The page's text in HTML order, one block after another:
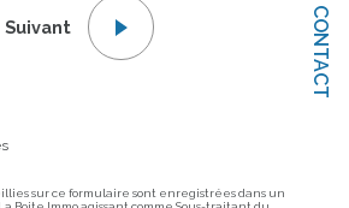
CONTACT
Suivant
sur ce formulaire sont enregistrées dans un